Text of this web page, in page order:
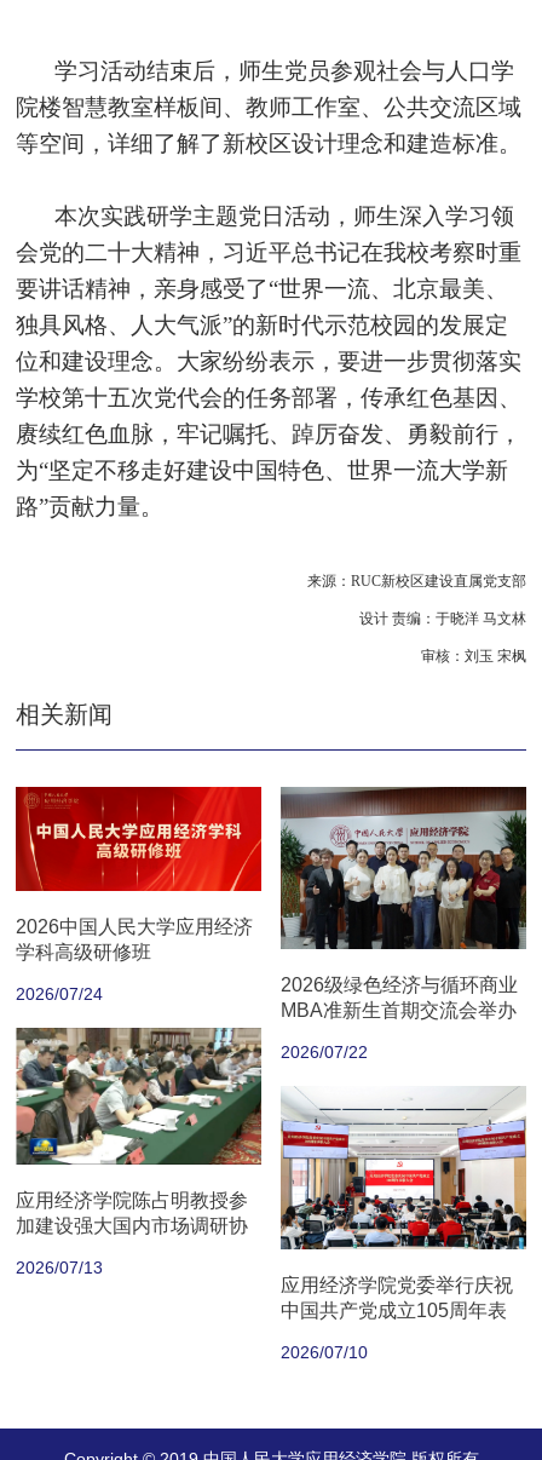
学习活动结束后，师生党员参观社会与人口学
院楼智慧教室样板间、教师工作室、公共交流区域
等空间，详细了解了新校区设计理念和建造标准。
本次实践研学主题党日活动，师生深入学习领
会党的二十大精神，习近平总书记在我校考察时重
要讲话精神，亲身感受了“世界一流、北京最美、
独具风格、人大气派”的新时代示范校园的发展定
位和建设理念。大家纷纷表示，要进一步贯彻落实
学校第十五次党代会的任务部署，传承红色基因、
赓续红色血脉，牢记嘱托、踔厉奋发、勇毅前行，
为“坚定不移走好建设中国特色、世界一流大学新
路”贡献力量。
来源：RUC新校区建设直属党支部
设计 责编：于晓洋 马文林
审核：刘玉 宋枫
相关新闻
2026中国人民大学应用经济
学科高级研修班
2026/07/24
2026级绿色经济与循环商业
MBA准新生首期交流会举办
2026/07/22
应用经济学院陈占明教授参
加建设强大国内市场调研协
2026/07/13
应用经济学院党委举行庆祝
中国共产党成立105周年表
2026/07/10